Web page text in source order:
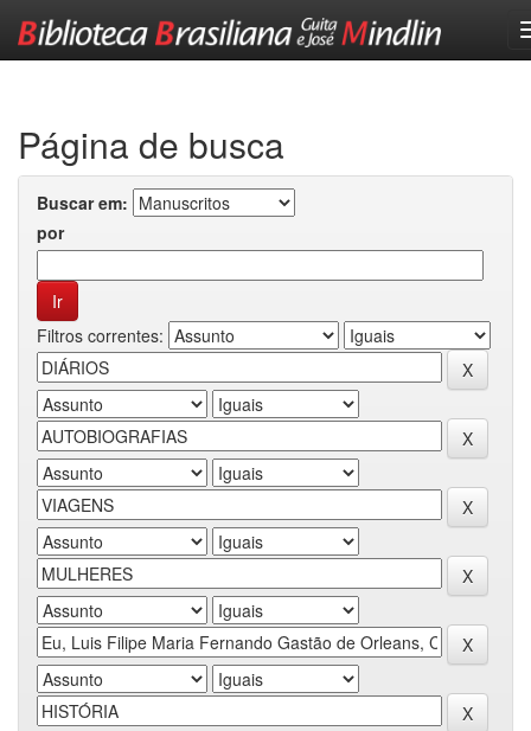
Página de busca
Buscar em:
por
Filtros correntes: